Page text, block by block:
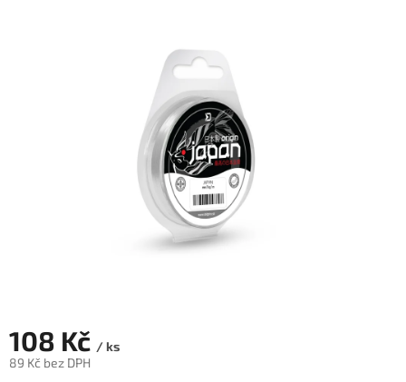
108 Kč / ks
89 Kč bez DPH